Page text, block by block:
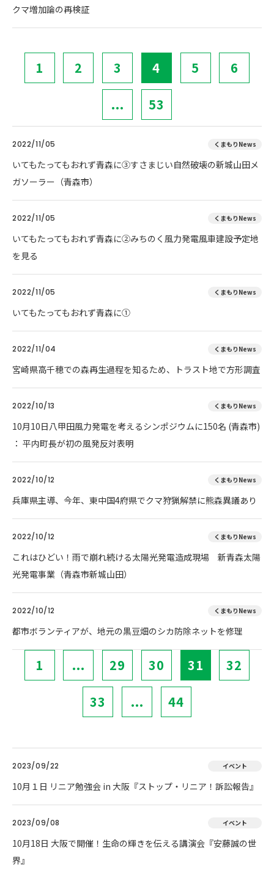
クマ増加論の再検証
1 2 3 4 5 6
... 53
2022/11/05 くまもりNews
いてもたってもおれず青森に③すさまじい自然破壊の新城山田メ
ガソーラー（青森市）
2022/11/05 くまもりNews
いてもたってもおれず青森に②みちのく風力発電風車建設予定地
を見る
2022/11/05 くまもりNews
いてもたってもおれず青森に①
2022/11/04 くまもりNews
宮崎県高千穂での森再生過程を知るため、トラスト地で方形調査
2022/10/13 くまもりNews
10月10日八甲田風力発電を考えるシンポジウムに150名 (青森市)
： 平内町長が初の風発反対表明
2022/10/12 くまもりNews
兵庫県主導、今年、東中国4府県でクマ狩猟解禁に熊森異議あり
2022/10/12 くまもりNews
これはひどい！雨で崩れ続ける太陽光発電造成現場 新青森太陽
光発電事業（青森市新城山田）
2022/10/12 くまもりNews
都市ボランティアが、地元の黒豆畑のシカ防除ネットを修理
1 ... 29 30 31 32
33 ... 44
2023/09/22 イベント
10月１日 リニア勉強会 in 大阪『ストップ・リニア！訴訟報告』
2023/09/08 イベント
10月18日 大阪で開催！生命の輝きを伝える講演会『安藤誠の世
界』